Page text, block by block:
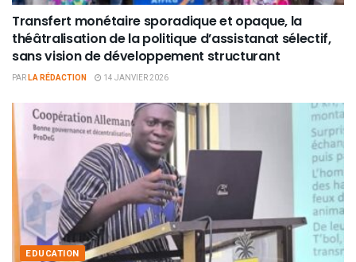
Transfert monétaire sporadique et opaque, la
théâtralisation de la politique d’assistanat sélectif,
sans vision de développement structurant
PARLA RÉDACTION 14 JANVIER 2026
EDUCATION